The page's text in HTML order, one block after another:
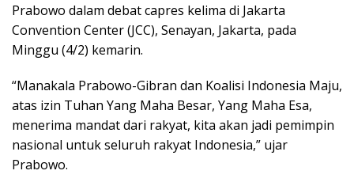
Prabowo dalam debat capres kelima di Jakarta
Convention Center (JCC), Senayan, Jakarta, pada
Minggu (4/2) kemarin.
“Manakala Prabowo-Gibran dan Koalisi Indonesia Maju,
atas izin Tuhan Yang Maha Besar, Yang Maha Esa,
menerima mandat dari rakyat, kita akan jadi pemimpin
nasional untuk seluruh rakyat Indonesia,” ujar
Prabowo.